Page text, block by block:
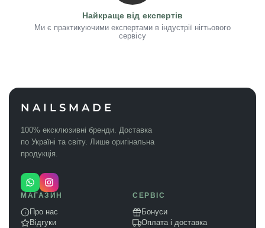
Найкраще від експертів
Ми є практикуючими експертами в індустрії нігтьового
сервісу
NAILSMADE
100% ексклюзивні бренди. Доставка
по Україні та світу. Лише оригінальна
продукція.
МАГАЗИН
Про нас
Відгуки
СЕРВІС
Бонуси
Оплата і доставка